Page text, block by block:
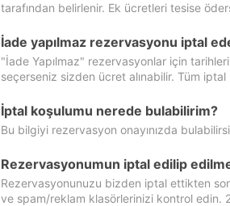
tarafından belirlenir. Ek ücretleri tesise
İade yapılmaz rezervasyonu iptal
"İade Yapılmaz" rezervasyonlar için
seçerseniz sizden ücret alınabilir. Tüm
İptal koşulumu nerede bulabilirim?
Bu bilgiyi rezervasyon onayınızda
Rezervasyonumun iptal edilip
Rezervasyonunuzu bizden iptal ettikten
ve spam/reklam klasörlerinizi kontrol edin.